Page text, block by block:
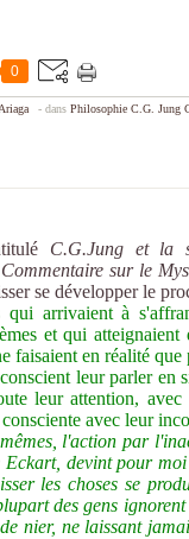
0
- dans Philosophie C.G. Jung
C.G.Jung et la
Commentaire sur le
se développer le
arrivaient à
et qui atteignaient
en réalité que
leur parler en
leur attention,
avec leur
l'action par
devint pour
les choses se
des gens
nier, ne laissant